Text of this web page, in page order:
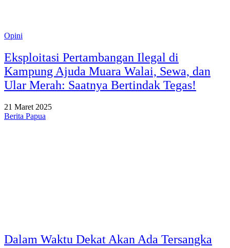
Opini
Eksploitasi Pertambangan Ilegal di
Kampung Ajuda Muara Walai, Sewa, dan
Ular Merah: Saatnya Bertindak Tegas!
21 Maret 2025
Berita Papua
Dalam Waktu Dekat Akan Ada Tersangka